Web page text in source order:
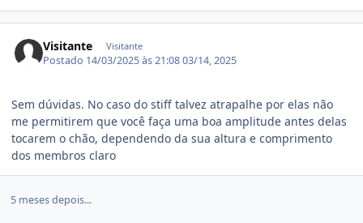
Visitante Visitante
Postado 14/03/2025 às 21:0803/14, 2025
Sem dúvidas. No caso do stiff talvez atrapalhe por elas não
me permitirem que você faça uma boa amplitude antes delas
tocarem o chão, dependendo da sua altura e comprimento
dos membros claro
5 meses depois...